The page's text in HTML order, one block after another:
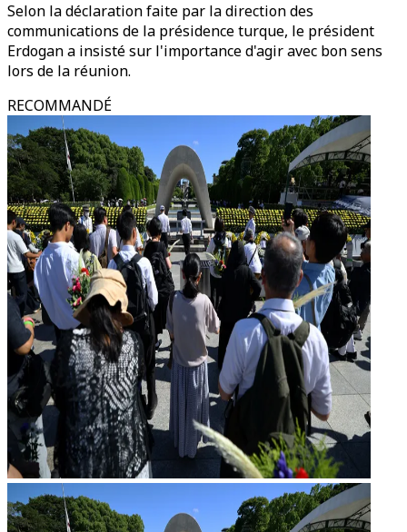
Selon la déclaration faite par la direction des
communications de la présidence turque, le président
Erdogan a insisté sur l'importance d'agir avec bon sens
lors de la réunion.
RECOMMANDÉ